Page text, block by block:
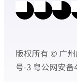
版权所有 © 广
号-3 粤公网安备